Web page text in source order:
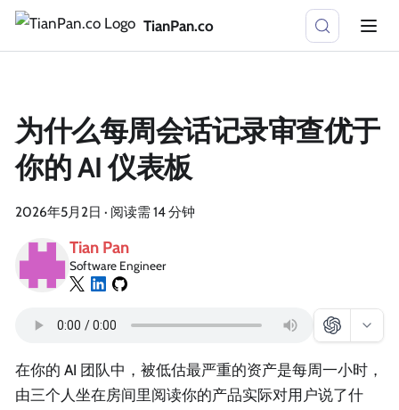
TianPan.co
为什么每周会话记录审查优于
你的 AI 仪表板
2026年5月2日 · 阅读需 14 分钟
Tian Pan
Software Engineer
在你的 AI 团队中，被低估最严重的资产是每周一小时，
由三个人坐在房间里阅读你的产品实际对用户说了什